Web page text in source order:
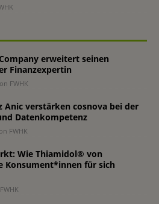
erweitert seinen
Finanzexpertin
FWHK
Anic verstärken cosnova bei der
Datenkompetenz
FWHK
Wie Thiamidol® von
Konsument*innen für sich